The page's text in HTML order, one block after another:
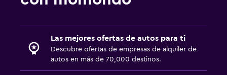
Las mejores ofertas de autos para ti
Descubre ofertas de empresas de alquiler de
autos en más de 70,000 destinos.